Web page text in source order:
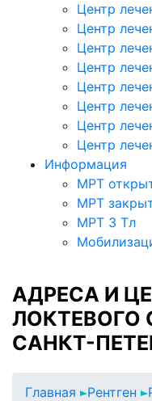
Центр
Центр
Центр
Центр
Центр
Центр
Центр
Центр
Информация
МРТ
МРТ
МРТ 3 Тл
АДРЕСА И
ЛОКТЕВОГО
САНКТ-
Главная Рентген